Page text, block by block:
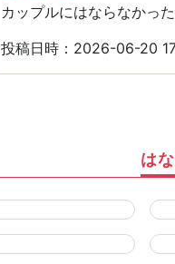
カップルにはならなかっ
投稿日時：2026-06-20
は